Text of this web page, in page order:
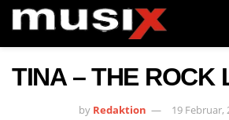
TINA – THE ROCK
by Redaktion
19 Februar,